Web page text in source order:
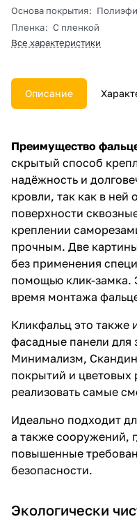
Основа покрытия:
Пленка: С пленкой
Все характеристики
Описание
Преимущество
скрытый способ
надёжность и
кровли, так как в ней
поверхности
креплении
прочным. Две
без применения
помощью клик-замка.
время монтажа
Кликфальц это также
фасадные панели для
Минимализм,
покрытий и цветовых
реализовать самые
Идеально подходит
а также сооружений,
повышенные
безопасности.
Экологически